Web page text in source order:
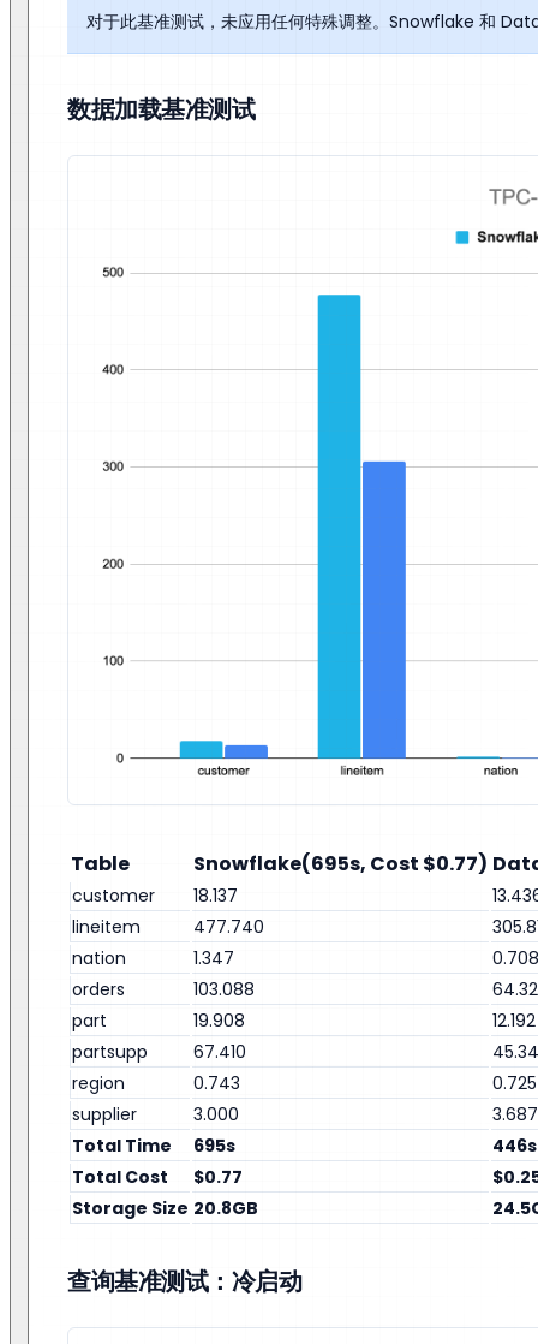
对于此基准测试，未应用任何特殊调整。Snowflake 和
数据加载基准测试
Table Snowflake(695s, Cost $0.77)
customer 18.137
lineitem
477.740
nation
1.347
0.708
orders
103.088
part
19.908
12.192
partsupp
67.410
region
0.743
0.725
supplier
3.000
3.687
Total Time
695s
446s
Total Cost
$0.77
Storage Size 20.8GB
查询基准测试：冷启动